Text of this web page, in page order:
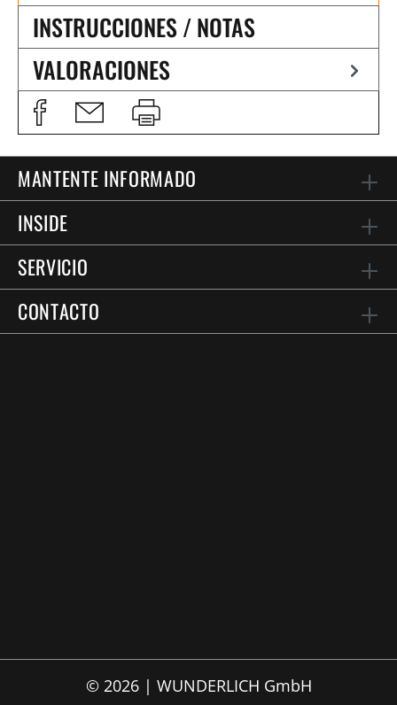
INSTRUCCIONES / NOTAS
VALORACIONES
MANTENTE INFORMADO
INSIDE
SERVICIO
CONTACTO
© 2026 | WUNDERLICH GmbH